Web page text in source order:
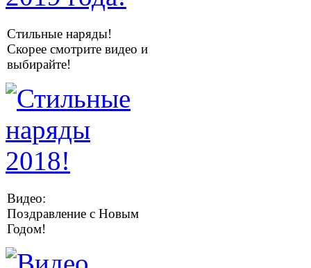
Стильные наряды!
Скорее смотрите видео и
выбирайте!
Видео:
Поздравление с Новым
Годом!